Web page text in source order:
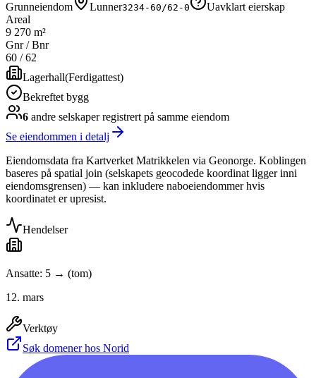
Grunneiendom
Lunner3234-60/62-0
Uavklart eierskap
Areal
9 270 m²
Gnr / Bnr
60 /62
Lagerhall(Ferdigattest)
Bekreftet bygg
6 andre selskaperregistrert på samme eiendom
Se eiendommen i detalj
Eiendomsdata fra Kartverket Matrikkelen via Geonorge. Koblingen
baseres på spatial join (selskapets geocodede koordinat ligger inni
eiendomsgrensen) — kan inkludere naboeiendommer hvis
koordinatet er upresist.
Hendelser
Ansatte: 5 → (tom)
12. mars
Verktøy
Søk domener hos Norid